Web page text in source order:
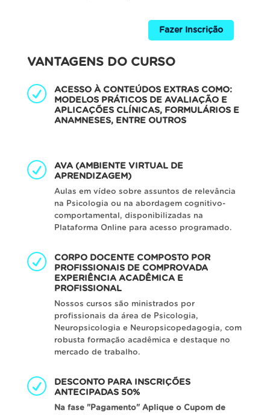
Fazer Inscrição
VANTAGENS DO CURSO
ACESSO À CONTEÚDOS EXTRAS COMO:
MODELOS PRÁTICOS DE AVALIAÇÃO E
APLICAÇÕES CLÍNICAS, FORMULÁRIOS E
ANAMNESES, ENTRE OUTROS
AVA (AMBIENTE VIRTUAL DE
APRENDIZAGEM)
Aulas em vídeo sobre assuntos de relevância
na Psicologia ou na abordagem cognitivo-
comportamental, disponibilizadas na
Plataforma Online para acesso programado.
CORPO DOCENTE COMPOSTO POR
PROFISSIONAIS DE COMPROVADA
EXPERIÊNCIA ACADÊMICA E
PROFISSIONAL
Nossos cursos são ministrados por
profissionais da área de Psicologia,
Neuropsicologia e Neuropsicopedagogia, com
robusta formação acadêmica e destaque no
mercado de trabalho.
DESCONTO PARA INSCRIÇÕES
ANTECIPADAS 50%
Na fase "Pagamento" Aplique o Cupom de